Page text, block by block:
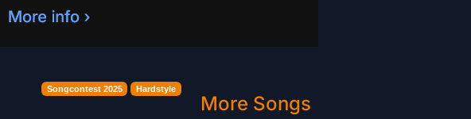
Songcontest 2025 Hardstyle
More Songs